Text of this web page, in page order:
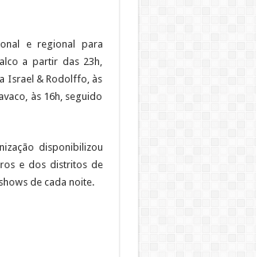
e regional para
a partir das 23h,
Israel & Rodolffo, às
às 16h, seguido
disponibilizou
e dos distritos de
de cada noite.